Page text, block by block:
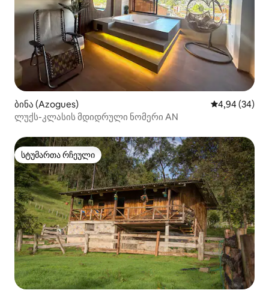
ბინა (Azogues) საშუალო
4,94 (34)
ლუქს-კლასის მდიდრული ნომერი AN
სტუმართა რჩეული
სტუმართა რჩეული